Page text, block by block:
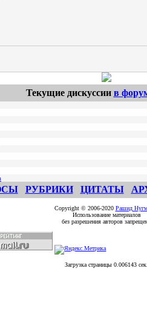
Текущие дискуссии в
РУБРИКИ ЦИТАТЫ
Copyright © 2006-2020 Рашид
Использование материалов
без разрешения авторов
Загрузка страницы 0.006143 сек.